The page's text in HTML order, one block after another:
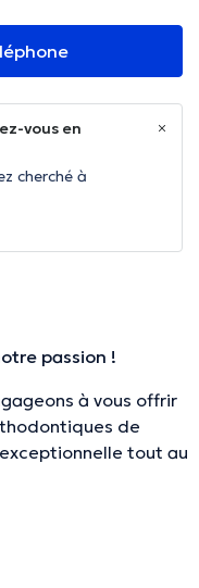
vous en
cherché à
passion !
à vous offrir
de
tout au
d’orthodontistes